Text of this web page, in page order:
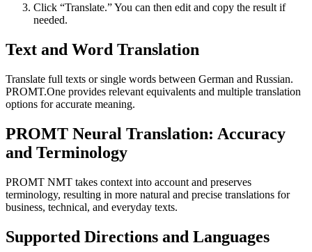
Click “Translate.” You can then edit and copy the result if
needed.
Text and Word Translation
Translate full texts or single words between German and Russian.
PROMT.One provides relevant equivalents and multiple translation
options for accurate meaning.
PROMT Neural Translation: Accuracy
and Terminology
PROMT NMT takes context into account and preserves
terminology, resulting in more natural and precise translations for
business, technical, and everyday texts.
Supported Directions and Languages